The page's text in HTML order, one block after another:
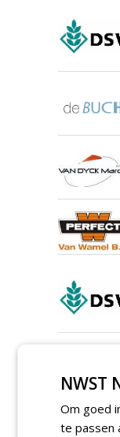
NWST
Om goed
te passen